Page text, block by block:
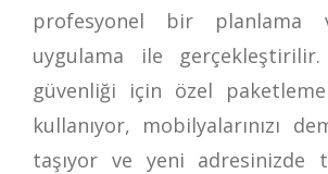
profesyonel bir
uygulama ile gerçekleştirilir.
güvenliği için özel
kullanıyor, mobilyalarınızı
taşıyor ve yeni adresinizde